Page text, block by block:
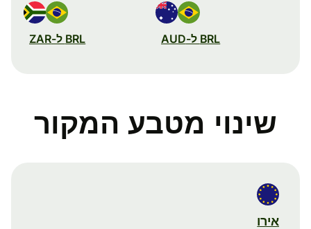
BRL ל-AUD BRL ל-ZAR
שינוי מטבע המקור
אירו